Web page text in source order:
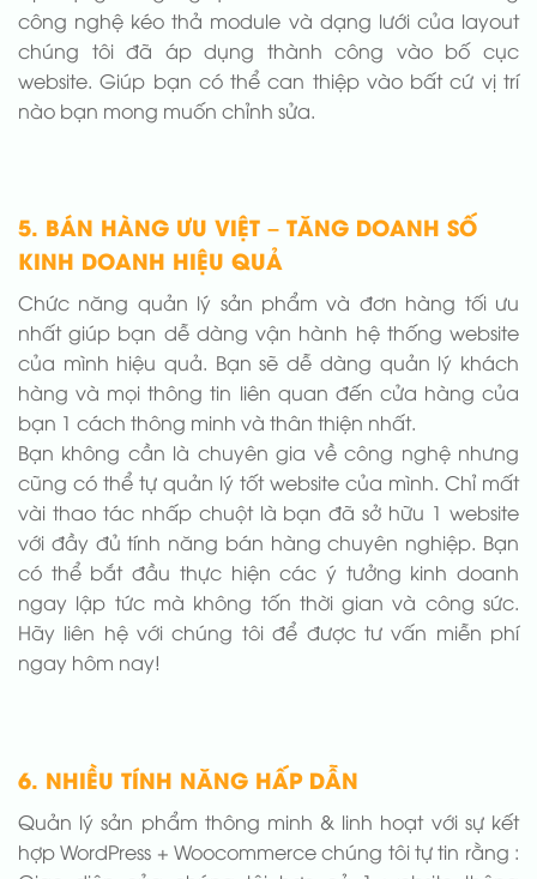
công nghệ kéo thả module và dạng lưới của layout
chúng tôi đã áp dụng thành công vào bố cục
website. Giúp bạn có thể can thiệp vào bất cứ vị trí
nào bạn mong muốn chỉnh sửa.
5. BÁN HÀNG ƯU VIỆT – TĂNG DOANH SỐ
KINH DOANH HIỆU QUẢ
Chức năng quản lý sản phẩm và đơn hàng tối ưu
nhất giúp bạn dễ dàng vận hành hệ thống website
của mình hiệu quả. Bạn sẽ dễ dàng quản lý khách
hàng và mọi thông tin liên quan đến cửa hàng của
bạn 1 cách thông minh và thân thiện nhất.
Bạn không cần là chuyên gia về công nghệ nhưng
cũng có thể tự quản lý tốt website của mình. Chỉ mất
vài thao tác nhấp chuột là bạn đã sở hữu 1 website
với đầy đủ tính năng bán hàng chuyên nghiệp. Bạn
có thể bắt đầu thực hiện các ý tưởng kinh doanh
ngay lập tức mà không tốn thời gian và công sức.
Hãy liên hệ với chúng tôi để được tư vấn miễn phí
ngay hôm nay!
6. NHIỀU TÍNH NĂNG HẤP DẪN
Quản lý sản phẩm thông minh & linh hoạt với sự kết
hợp WordPress + Woocommerce chúng tôi tự tin rằng :